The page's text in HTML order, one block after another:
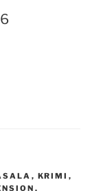
, KRIMI ,
,